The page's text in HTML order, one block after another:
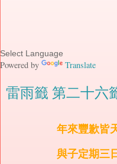
Powered by Translate
雷雨籤 第二十六
年來豐歉皆
與子定期三